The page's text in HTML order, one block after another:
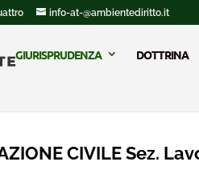
info-at-@ambientediritto.it
GIURISPRUDENZA DOTTRINA
CIVILE Sez.